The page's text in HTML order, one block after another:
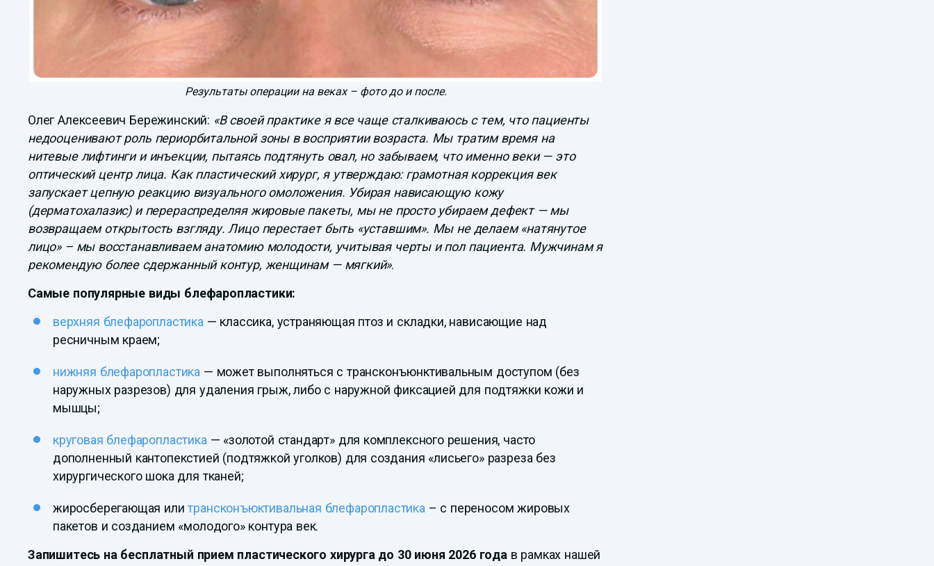
Результаты операции на веках – фото до и после.
Олег Алексеевич Бережинский: «В своей практике я все чаще сталкиваюсь с тем, что пациенты
недооценивают роль периорбитальной зоны в восприятии возраста. Мы тратим время на
нитевые лифтинги и инъекции, пытаясь подтянуть овал, но забываем, что именно веки — это
оптический центр лица. Как пластический хирург, я утверждаю: грамотная коррекция век
запускает цепную реакцию визуального омоложения. Убирая нависающую кожу
(дерматохалазис) и перераспределяя жировые пакеты, мы не просто убираем дефект — мы
возвращаем открытость взгляду. Лицо перестает быть «уставшим». Мы не делаем «натянутое
лицо» – мы восстанавливаем анатомию молодости, учитывая черты и пол пациента. Мужчинам я
рекомендую более сдержанный контур, женщинам — мягкий».
Самые популярные виды блефаропластики:
верхняя блефаропластика — классика, устраняющая птоз и складки, нависающие над
ресничным краем;
нижняя блефаропластика — может выполняться с трансконъюнктивальным доступом (без
наружных разрезов) для удаления грыж, либо с наружной фиксацией для подтяжки кожи и
мышцы;
круговая блефаропластика — «золотой стандарт» для комплексного решения, часто
дополненный кантопекстией (подтяжкой уголков) для создания «лисьего» разреза без
хирургического шока для тканей;
жиросберегающая илитрансконъюктивальная блефаропластика – с переносом жировых
пакетов и созданием «молодого» контура век.
Запишитесь на бесплатный прием пластического хирурга до 30 июня 2026 года в рамках нашей